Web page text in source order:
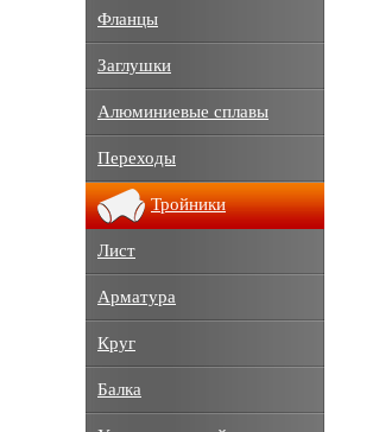
Фланцы
Заглушки
Алюминиевые сплавы
Переходы
Тройники
Лист
Арматура
Круг
Балка